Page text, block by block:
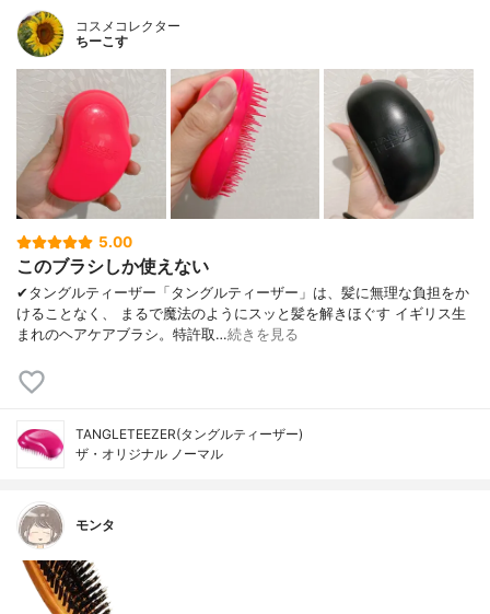
コスメコレクター
ちーこす
5.00
このブラシしか使えない
✔︎タングルティーザー「タングルティーザー」は、髪に無理な負担をか
けることなく、 まるで魔法のようにスッと髪を解きほぐす イギリス生
まれのヘアケアブラシ。特許取…続きを見る
TANGLETEEZER(タングルティーザー)
ザ・オリジナル ノーマル
モンタ